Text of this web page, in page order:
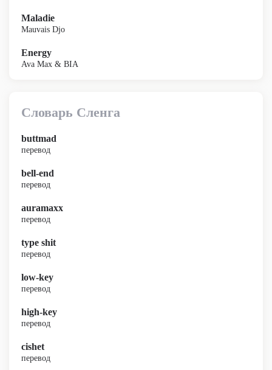
Maladie
Mauvais Djo
Energy
Ava Max & BIA
Словарь Сленга
buttmad
перевод
bell-end
перевод
auramaxx
перевод
type shit
перевод
low-key
перевод
high-key
перевод
cishet
перевод